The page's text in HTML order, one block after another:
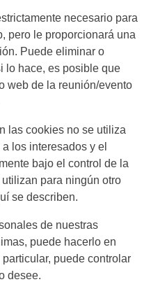
necesario para
pero le proporcionará una
Puede eliminar o
lo hace, es posible que
web de la reunión/evento
las cookies no se utiliza
los interesados y el
bajo el control de la
para ningún otro
se describen.
de nuestras
puede hacerlo en
puede controlar
desee.